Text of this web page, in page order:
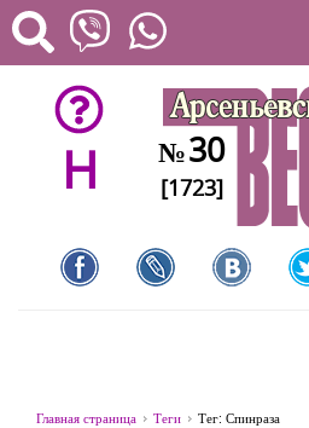
H №30
[1723]
Главная страница Теги Тег: Спинраза